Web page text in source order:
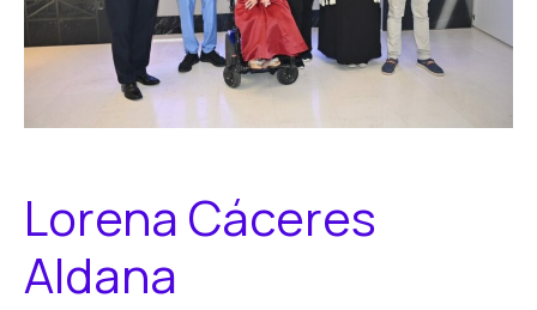
Lorena Cáceres
Aldana